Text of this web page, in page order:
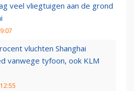
veel vliegtuigen aan de grond
vluchten Shanghai
vanwege tyfoon, ook KLM